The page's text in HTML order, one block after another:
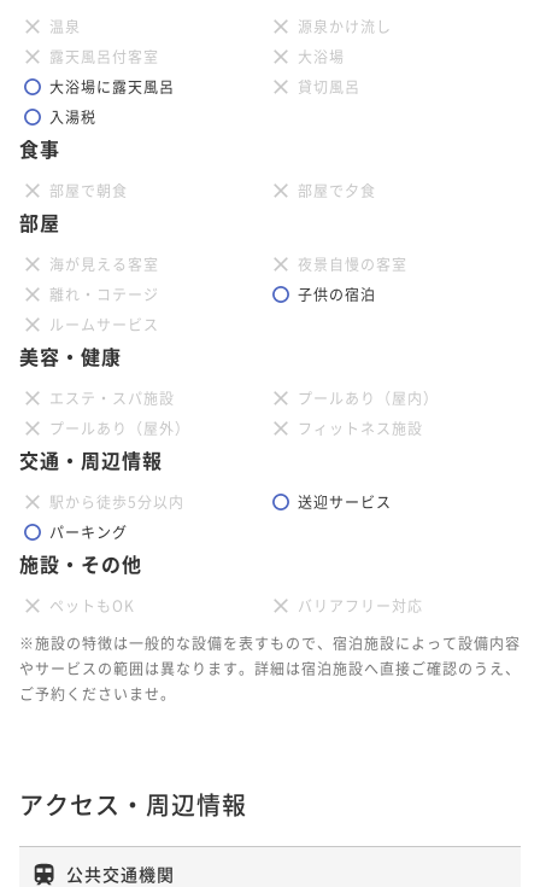
温泉
源泉かけ流し
露天風呂付客室
大浴場
大浴場に露天風呂
貸切風呂
入湯税
食事
部屋で朝食 部屋で夕食
部屋
海が見える客室
夜景自慢の客室
離れ・コテージ
子供の宿泊
ルームサービス
美容・健康
エステ・スパ施設
プールあり（屋内）
プールあり（屋外）
フィットネス施設
交通・周辺情報
駅から徒歩5分以内
送迎サービス
パーキング
施設・その他
ペットもOK
バリアフリー対応
※施設の特徴は一般的な設備を表すもので、宿泊施設によって設備内容
やサービスの範囲は異なります。詳細は宿泊施設へ直接ご確認のうえ、
ご予約くださいませ。
アクセス・周辺情報
公共交通機関